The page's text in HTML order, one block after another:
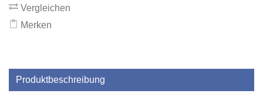
Vergleichen
Merken
Produktbeschreibung